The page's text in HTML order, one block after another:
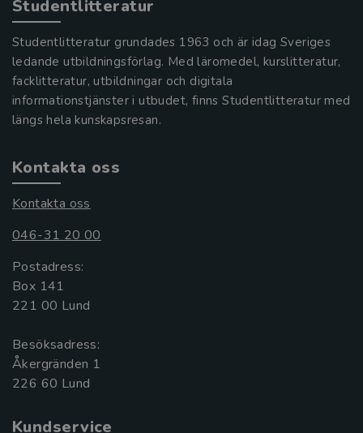
Studentlitteratur
Studentlitteratur grundades 1963 och är idag Sveriges
ledande utbildningsförlag. Med läromedel, kurslitteratur,
facklitteratur, utbildningar och digitala
informationstjänster i utbudet, finns Studentlitteratur med
längs hela kunskapsresan.
Kontakta oss
Kontakta oss
046-31 20 00
Postadress:
Box 141
221 00 Lund
Besöksadress:
Åkergränden 1
Kundservice